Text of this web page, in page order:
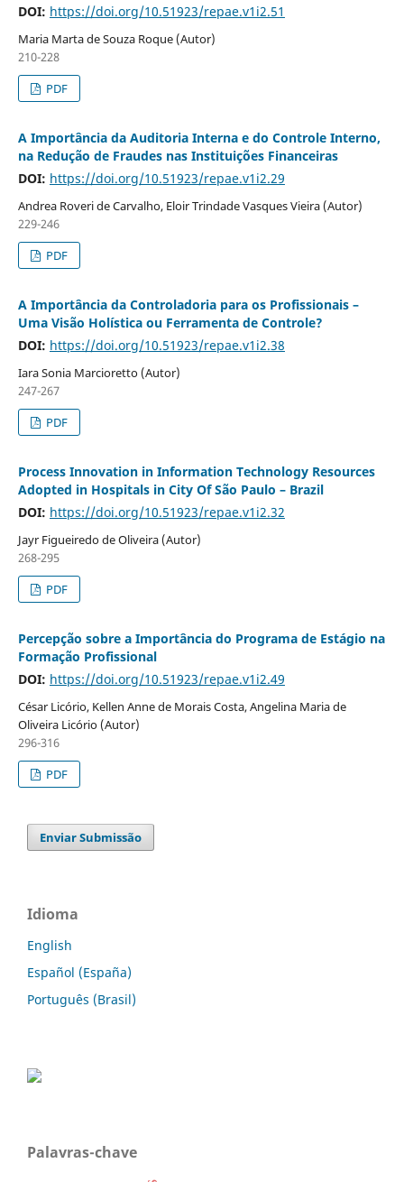
DOI: https://doi.org/10.51923/repae.v1i2.51
Maria Marta de Souza Roque (Autor)
210-228
PDF
A Importância da Auditoria Interna e do Controle Interno,
na Redução de Fraudes nas Instituições Financeiras
DOI: https://doi.org/10.51923/repae.v1i2.29
Andrea Roveri de Carvalho, Eloir Trindade Vasques Vieira (Autor)
229-246
PDF
A Importância da Controladoria para os Profissionais –
Uma Visão Holística ou Ferramenta de Controle?
DOI: https://doi.org/10.51923/repae.v1i2.38
Iara Sonia Marcioretto (Autor)
247-267
PDF
Process Innovation in Information Technology Resources
Adopted in Hospitals in City Of São Paulo – Brazil
DOI: https://doi.org/10.51923/repae.v1i2.32
Jayr Figueiredo de Oliveira (Autor)
268-295
PDF
Percepção sobre a Importância do Programa de Estágio na
Formação Profissional
DOI: https://doi.org/10.51923/repae.v1i2.49
César Licório, Kellen Anne de Morais Costa, Angelina Maria de
Oliveira Licório (Autor)
296-316
PDF
Enviar Submissão
Idioma
English
Español (España)
Português (Brasil)
Palavras-chave